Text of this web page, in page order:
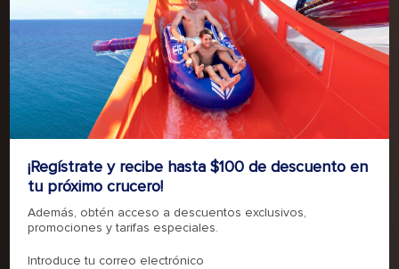
RECORRE EL MUNDO CON AUDACIA
ODYSSEY OF THE SEAS
RESERVA AHORA
¡Regístrate y recibe hasta $100 de descuento en
tu próximo crucero!
Además, obtén acceso a descuentos exclusivos,
promociones y tarifas especiales.
Introduce tu correo electrónico